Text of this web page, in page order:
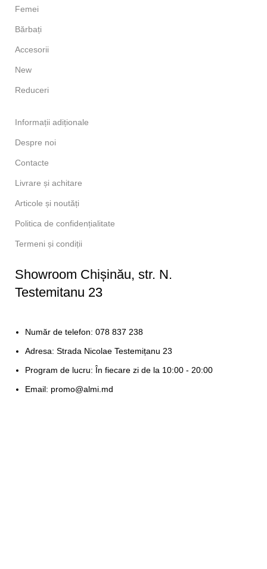
Femei
Bărbați
Accesorii
New
Reduceri
Informații adiționale
Despre noi
Contacte
Livrare și achitare
Articole și noutăți
Politica de confidențialitate
Termeni și condiții
Showroom Chișinău, str. N.
Testemitanu 23
Număr de telefon: 078 837 238
Adresa: Strada Nicolae Testemițanu 23
Program de lucru: În fiecare zi de la 10:00 - 20:00
Email: promo@almi.md